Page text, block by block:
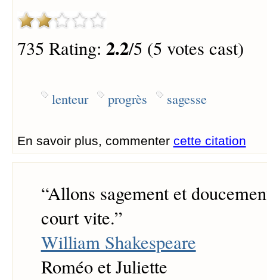
735 Rating: 2.2/5 (5 votes cast)
lenteur progrès sagesse
En savoir plus, commenter cette citation
“Allons sagement et
court vite.”
William Shakespeare
Roméo et Juliette